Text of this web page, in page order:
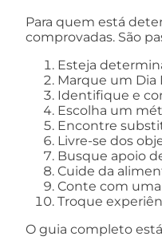
Para quem está
comprovadas. São
Esteja
Marque um Dia
Identifique e
Escolha um
Encontre
Livre-se dos
Busque apoio
Cuide da
Conte com
Troque
O guia completo